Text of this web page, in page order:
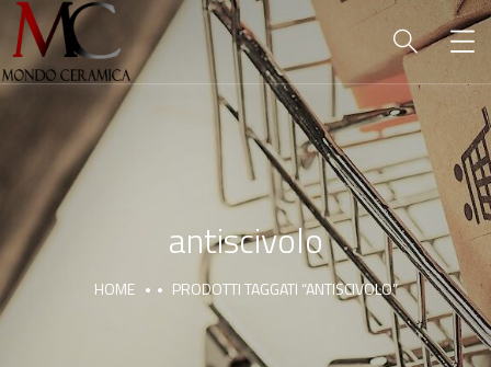
antiscivolo
HOME PRODOTTI TAGGATI “ANTISCIVOLO”